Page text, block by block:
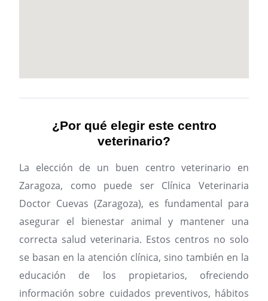
¿Por qué elegir este centro
veterinario?
La elección de un buen centro veterinario en
Zaragoza, como puede ser Clínica Veterinaria
Doctor Cuevas (Zaragoza), es fundamental para
asegurar el bienestar animal y mantener una
correcta salud veterinaria. Estos centros no solo
se basan en la atención clínica, sino también en la
educación de los propietarios, ofreciendo
información sobre cuidados preventivos, hábitos